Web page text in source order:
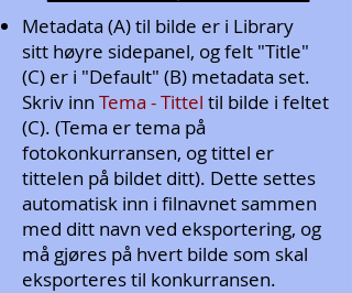
Metadata (A) til bilde er i Library
sitt høyre sidepanel, og felt "Title"
(C) er i "Default" (B) metadata set.
Skriv inn Tema - Tittel til bilde i feltet
(C). (Tema er tema på
fotokonkurransen, og tittel er
tittelen på bildet ditt). Dette settes
automatisk inn i filnavnet sammen
med ditt navn ved eksportering, og
må gjøres på hvert bilde som skal
eksporteres til konkurransen.